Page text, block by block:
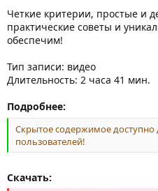
Четкие критерии, простые и
практические советы и
обеспечим!
Тип записи: видео
Длительность: 2 часа 41 мин.
Подробнее:
Скрытое содержимое доступно
пользователей!
Скачать: